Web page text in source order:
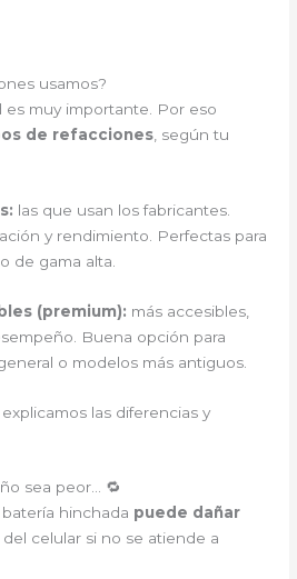
usamos?
es muy importante. Por eso
de refacciones , según tu
las que usan los fabricantes.
y rendimiento. Perfectas para
de gama alta.
(premium): más accesibles,
Buena opción para
o modelos más antiguos.
las diferencias y
sea peor… 🔁
hinchada puede dañar
del celular si no se atiende a